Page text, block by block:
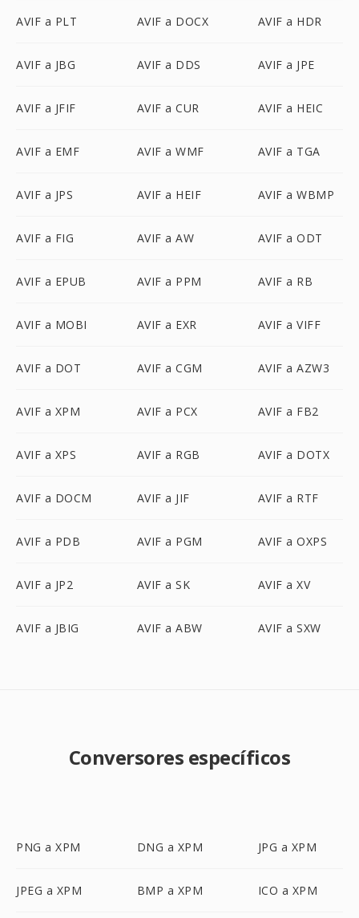
AVIF a PLT AVIF a DOCX AVIF a HDR
AVIF a JBG AVIF a DDS AVIF a JPE
AVIF a JFIF AVIF a CUR AVIF a HEIC
AVIF a EMF AVIF a WMF AVIF a TGA
AVIF a JPS AVIF a HEIF AVIF a WBMP
AVIF a FIG AVIF a AW AVIF a ODT
AVIF a EPUB AVIF a PPM AVIF a RB
AVIF a MOBI AVIF a EXR AVIF a VIFF
AVIF a DOT AVIF a CGM AVIF a AZW3
AVIF a XPM AVIF a PCX AVIF a FB2
AVIF a XPS AVIF a RGB AVIF a DOTX
AVIF a DOCM AVIF a JIF AVIF a RTF
AVIF a PDB AVIF a PGM AVIF a OXPS
AVIF a JP2 AVIF a SK AVIF a XV
AVIF a JBIG AVIF a ABW AVIF a SXW
Conversores específicos
PNG a XPM DNG a XPM JPG a XPM
JPEG a XPM BMP a XPM ICO a XPM